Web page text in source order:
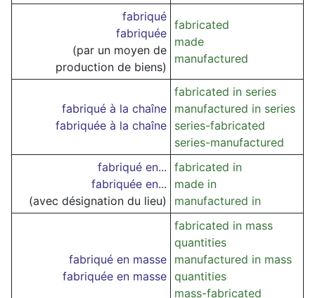
fabriqué
fabriquée
(par un moyen de
production de biens)
fabricated
made
manufactured
fabriqué à la chaîne
fabriquée à la chaîne
fabricated in series
manufactured in series
series-fabricated
series-manufactured
fabriqué en...
fabriquée en...
(avec désignation du lieu)
fabricated in
made in
manufactured in
fabriqué en masse
fabriquée en masse
fabricated in mass
quantities
manufactured in mass
quantities
mass-fabricated